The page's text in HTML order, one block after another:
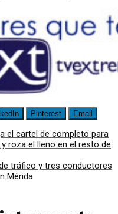
Pinterest Email
el cartel de completo para
y roza el lleno en el resto de
tráfico y tres conductores
Mérida